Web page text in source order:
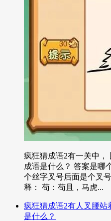
疯狂猜成语2有一关中，
成语是什么？ 答案是哪
个丝字叉号后面是个叉
释： 苟：苟且，马虎...
疯狂猜成语2有人叉腰
是什么？